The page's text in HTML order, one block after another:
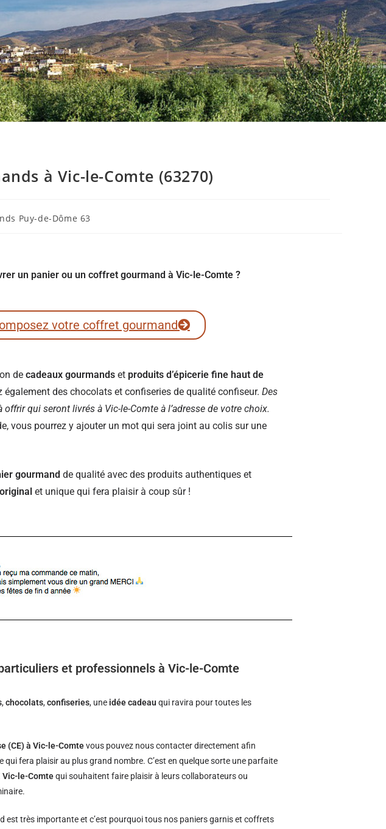
à Vic-le-Comte (63270)
Puy-de-Dôme 63
un panier ou un coffret gourmand à Vic-le-Comte ?
votre coffret gourmand
de cadeaux gourmands et produits d’épicerie fine haut de
également des chocolats et confiseries de qualité confiseur. Des
qui seront livrés à Vic-le-Comte à l’adresse de votre choix.
vous pourrez y ajouter un mot qui sera joint au colis sur une
gourmand de qualité avec des produits authentiques et
et unique qui fera plaisir à coup sûr !
et professionnels à Vic-le-Comte
,chocolats,confiseries, une idée cadeau qui ravira pour toutes les
(CE) à Vic-le-Comtevous pouvez nous contacter directement afin
qui fera plaisir au plus grand nombre. C’est en quelque sorte une parfaite
Vic-le-Comtequi souhaitent faire plaisir à leurs collaborateurs ou
est très importante et c’est pourquoi tous nos paniers garnis et coffrets